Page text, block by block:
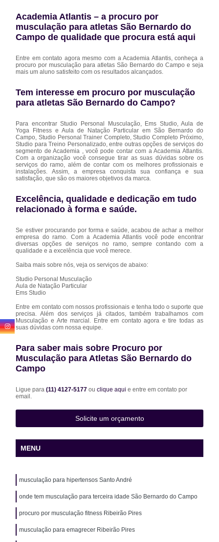
Academia Atlantis – a procuro por
musculação para atletas São Bernardo do
Campo de qualidade que procura está aqui
Entre em contato agora mesmo com a Academia Atlantis, conheça a
procuro por musculação para atletas São Bernardo do Campo e seja
mais um aluno satisfeito com os resultados alcançados.
Tem interesse em procuro por musculação
para atletas São Bernardo do Campo?
Para encontrar Studio Personal Musculação, Ems Studio, Aula de
Yoga Fitness e Aula de Natação Particular em São Bernardo do
Campo, Studio Personal Trainer Completo, Studio Completo Próximo,
Studio para Treino Personalizado, entre outras opções de serviços do
segmento de Academia , você pode contar com a Academia Atlantis.
Com a organização você consegue tirar as suas dúvidas sobre os
serviços do ramo, além de contar com os melhores profissionais e
instalações. Assim, a empresa conquista sua confiança e sua
satisfação, que são os maiores objetivos da marca.
Excelência, qualidade e dedicação em tudo
relacionado à forma e saúde.
Se estiver procurando por forma e saúde, acabou de achar a melhor
empresa do ramo. Com a Academia Atlantis você pode encontrar
diversas opções de serviços no ramo, sempre contando com a
qualidade e a excelência que você merece.
Saiba mais sobre nós, veja os serviços de abaixo:
Studio Personal Musculação
Aula de Natação Particular
Ems Studio
Entre em contato com nossos profissionais e tenha todo o suporte que
precisa. Além dos serviços já citados, também trabalhamos com
Musculação e Arte marcial. Entre em contato agora e tire todas as
suas dúvidas com nossa equipe.
Para saber mais sobre Procuro por
Musculação para Atletas São Bernardo do
Campo
Ligue para(11) 4127-5177ouclique aqui e entre em contato por
email.
Solicite um orçamento
MENU
musculação para hipertensos Santo André
onde tem musculação para terceira idade São Bernardo do Campo
procuro por musculação fitness Ribeirão Pires
musculação para emagrecer Ribeirão Pires